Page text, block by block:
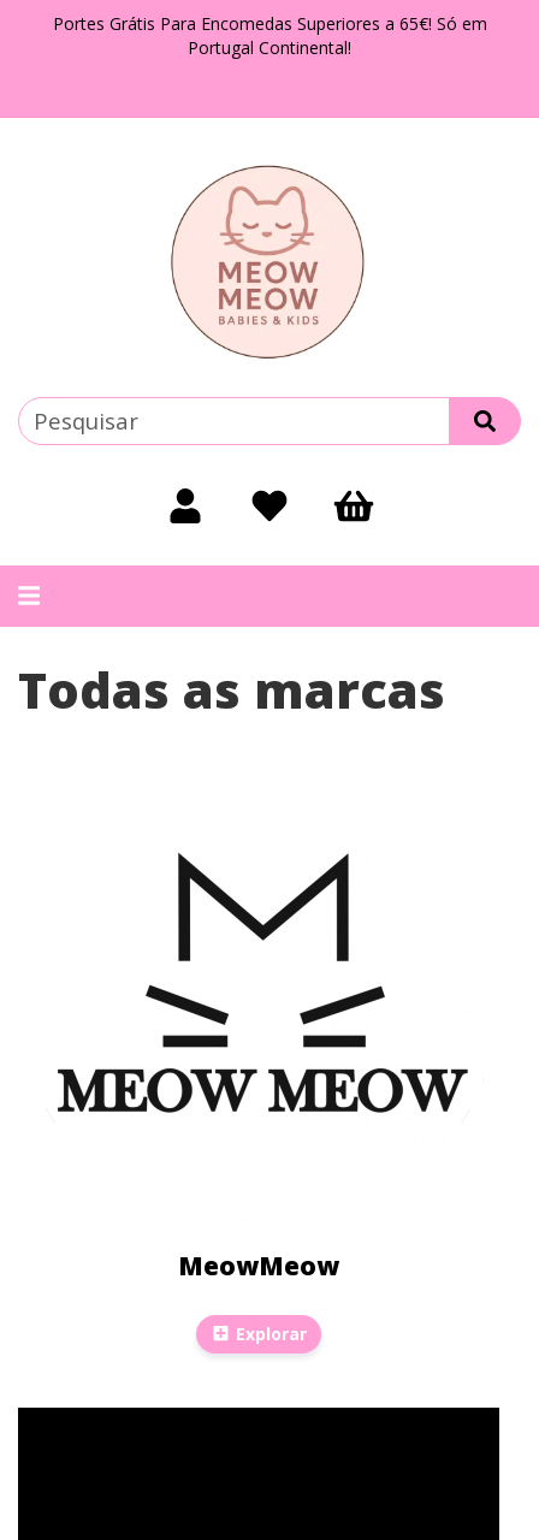
Portes Grátis Para Encomedas Superiores a 65€! Só em
Portugal Continental!
Alternar
Todas as marcas
MeowMeow
Explorar